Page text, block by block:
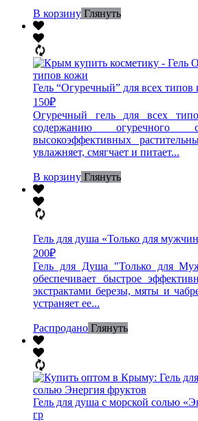
В корзину Глянуть
Гель “Огуречный” для всех типов
150₽
Огуречный гель для всех
содержанию
высокоэффективных
увлажняет, смягчает и питает...
В корзину Глянуть
Гель для душа «Только для
200₽
Гель для Душа "Только для
обеспечивает быстрое
экстрактами березы, мяты и
устраняет ее...
Распродано Глянуть
Гель для душа с морской солью
гр